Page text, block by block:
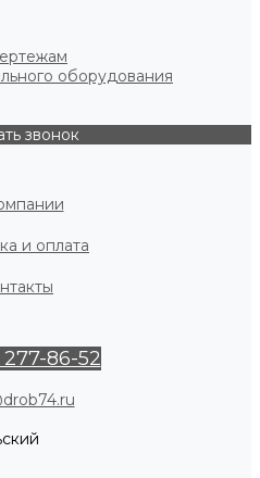
оборудования
звонок
и оплата
277-86-52